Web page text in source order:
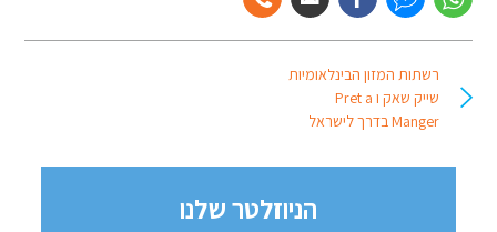
רשתות המזון הבינלאומיות
שייק שאק ו Pret a
Manger בדרך לישראל
הניוזלטר שלנו